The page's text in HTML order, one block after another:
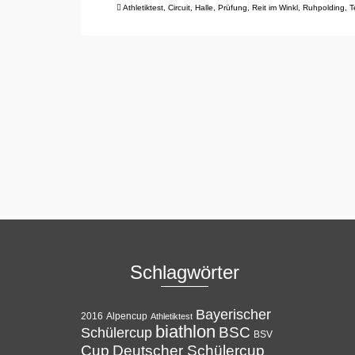
Athletiktest Circuit Halle Prüfung Reit im Winkl Ruhpolding
Schlagwörter
2016 Alpencup Athletiktest Bayerischer
Schülercup biathlon BSC BSV
Cup Deutscher Schülercup